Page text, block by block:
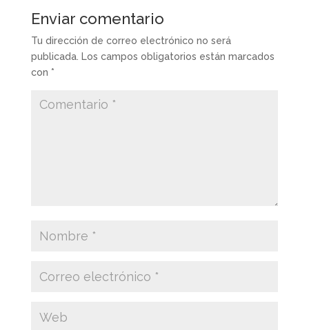
Enviar comentario
Tu dirección de correo electrónico no será
publicada. Los campos obligatorios están marcados
con *